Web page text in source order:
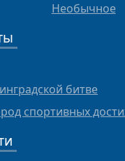
Необычное
битве
спортивных